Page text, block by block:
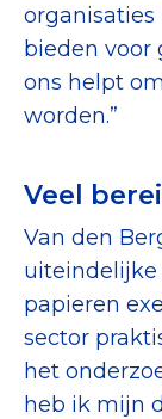
bieden voor
ons helpt
worden.”
Veel
Van den
uiteindelijke
papieren
sector
het
heb ik mijn